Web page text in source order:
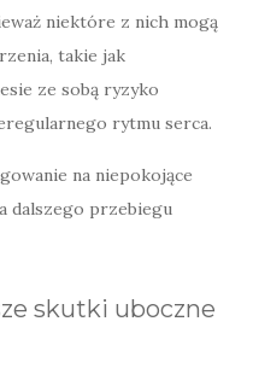
niektóre z nich mogą
takie jak
ze sobą ryzyko
rytmu serca.
na niepokojące
dalszego przebiegu
skutki uboczne